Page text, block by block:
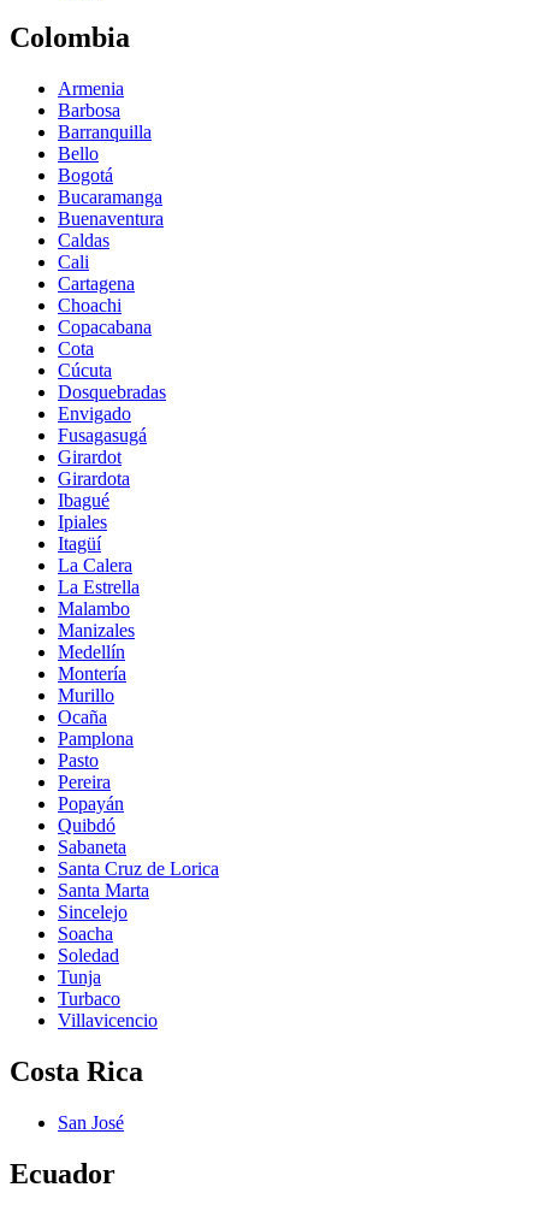
Colombia
Armenia
Barbosa
Barranquilla
Bello
Bogotá
Bucaramanga
Buenaventura
Caldas
Cali
Cartagena
Choachi
Copacabana
Cota
Cúcuta
Dosquebradas
Envigado
Fusagasugá
Girardot
Girardota
Ibagué
Ipiales
Itagüí
La Calera
La Estrella
Malambo
Manizales
Medellín
Montería
Murillo
Ocaña
Pamplona
Pasto
Pereira
Popayán
Quibdó
Sabaneta
Santa Cruz de Lorica
Santa Marta
Sincelejo
Soacha
Soledad
Tunja
Turbaco
Villavicencio
Costa Rica
San José
Ecuador